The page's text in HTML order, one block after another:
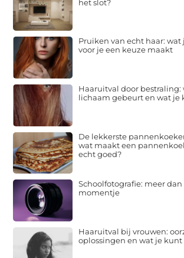
het slot?
Pruiken van echt haar:
voor je een keuze maakt
Haaruitval door bestraling:
lichaam gebeurt en wat je
De lekkerste
wat maakt een
echt goed?
Schoolfotografie: meer
momentje
Haaruitval bij vrouwen:
oplossingen en wat je kunt